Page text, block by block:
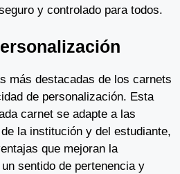
y controlado para todos.
más destacadas de los carnets
de personalización. Esta
carnet se adapte a las
la institución y del estudiante,
que mejoran la
sentido de pertenencia y